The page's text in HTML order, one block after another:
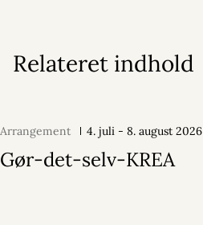
Relateret indhold
Arrangement 4. juli - 8. august 2026
Gør-det-selv-KREA